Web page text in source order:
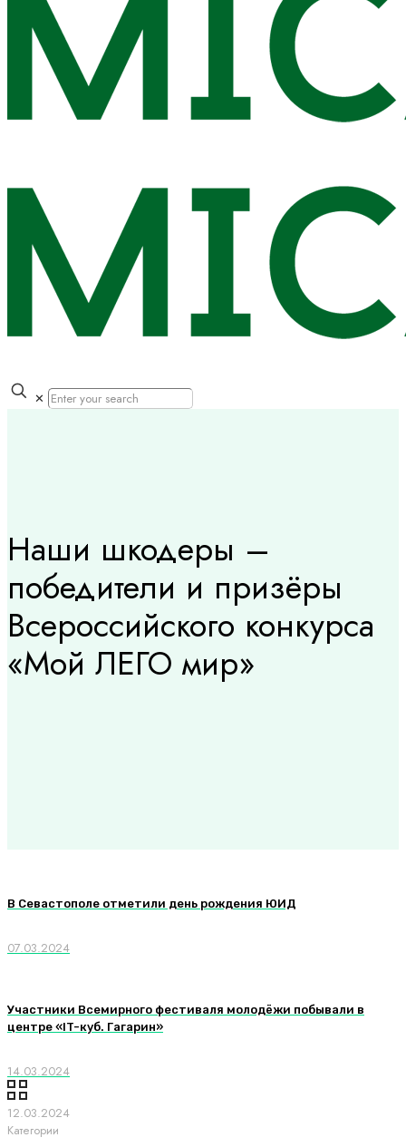
✕
Наши шкодеры –
победители и призёры
Всероссийского конкурса
«Мой ЛЕГО мир»
В Севастополе отметили день рождения ЮИД
07.03.2024
Участники Всемирного фестиваля молодёжи побывали в
центре «IT-куб. Гагарин»
14.03.2024
12.03.2024
Категории